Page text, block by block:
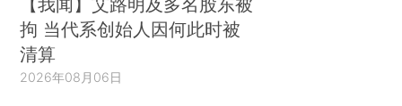
拘 当代系创始人因何此时被
清算
2026年08月06日